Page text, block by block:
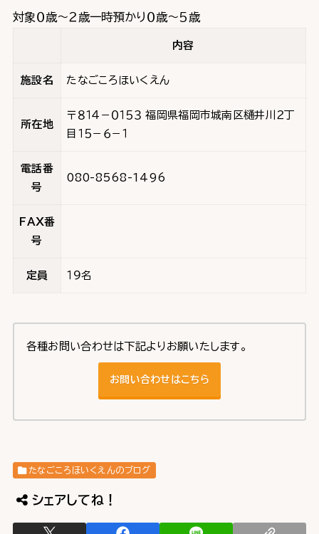
対象０歳～２歳一時預かり０歳～５歳
内容
施設名 たなごころほいくえん
所在地
〒８１４－０１５３ 福岡県福岡市城南区樋井川２丁
目１５－６－１
電話番
号
080-8568-1496
FAX番
号
定員 １９名
各種お問い合わせは下記よりお願いたします。
お問い合わせはこちら
たなごころほいくえんのブログ
シェアしてね！